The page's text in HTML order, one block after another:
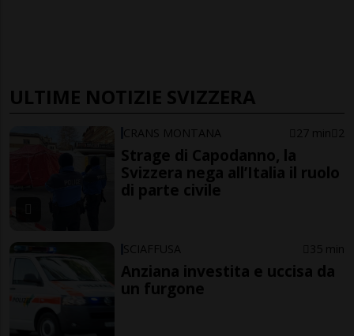
ULTIME NOTIZIE SVIZZERA
CRANS MONTANA 27 min 2
Strage di Capodanno, la
Svizzera nega all’Italia il ruolo
di parte civile
SCIAFFUSA 35 min
Anziana investita e uccisa da
un furgone